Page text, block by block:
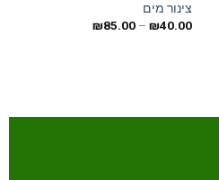
צינור מים
₪40.00
–
₪85.00